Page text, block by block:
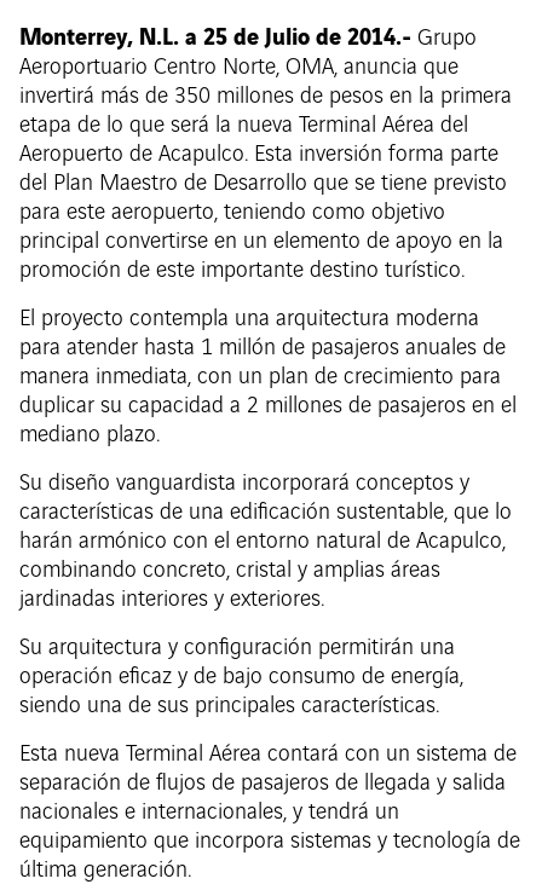
Monterrey, N.L. a 25 de Julio de 2014.- Grupo
Aeroportuario Centro Norte, OMA, anuncia que
invertirá más de 350 millones de pesos en la primera
etapa de lo que será la nueva Terminal Aérea del
Aeropuerto de Acapulco. Esta inversión forma parte
del Plan Maestro de Desarrollo que se tiene previsto
para este aeropuerto, teniendo como objetivo
principal convertirse en un elemento de apoyo en la
promoción de este importante destino turístico.
El proyecto contempla una arquitectura moderna
para atender hasta 1 millón de pasajeros anuales de
manera inmediata, con un plan de crecimiento para
duplicar su capacidad a 2 millones de pasajeros en el
mediano plazo.
Su diseño vanguardista incorporará conceptos y
características de una edificación sustentable, que lo
harán armónico con el entorno natural de Acapulco,
combinando concreto, cristal y amplias áreas
jardinadas interiores y exteriores.
Su arquitectura y configuración permitirán una
operación eficaz y de bajo consumo de energía,
siendo una de sus principales características.
Esta nueva Terminal Aérea contará con un sistema de
separación de flujos de pasajeros de llegada y salida
nacionales e internacionales, y tendrá un
equipamiento que incorpora sistemas y tecnología de
última generación.